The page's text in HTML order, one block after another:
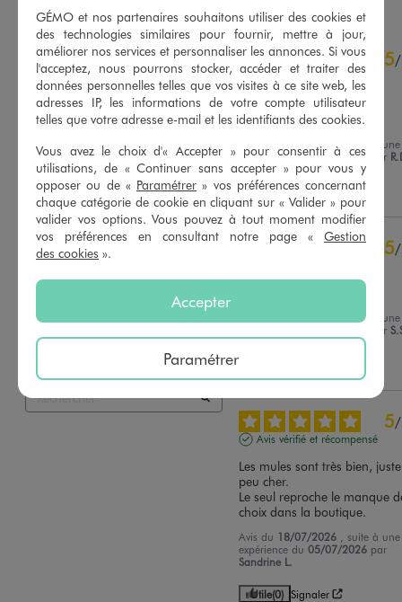
5/5
Basé sur8 avis soumis à un
contrôle
Voir tous les avis sur ce site
étoiles
4étoiles
0
3étoiles
Trier les avis
5/
Avis vérifié et récompensé
Tout est parfait comme
d’habitude.
10/08/2026
, suite à une
expérience du28/07/2026 par
Utile(0) Signaler
5/
, suite à une
par
5/
Avis vérifié et récompensé
Les mules sont très bien,
peu cher.
Le seul reproche le manque
choix dans la boutique.
Avis du 18/07/2026
, suite à une
expérience du05/07/2026 par
Sandrine L.
Utile(0) Signaler
GÉMO et nos partenaires souhaitons utiliser des cookies et
des technologies similaires pour fournir, mettre à jour,
améliorer nos services et personnaliser les annonces. Si vous
l'acceptez, nous pourrons stocker, accéder et traiter des
données personnelles telles que vos visites à ce site web, les
adresses IP, les informations de votre compte utilisateur
telles que votre adresse e-mail et les identifiants des cookies.
Vous avez le choix d'« Accepter » pour consentir à ces
utilisations, de « Continuer sans accepter » pour vous y
opposer ou de « Paramétrer » vos préférences concernant
chaque catégorie de cookie en cliquant sur « Valider » pour
valider vos options. Vous pouvez à tout moment modifier
vos préférences en consultant notre page « Gestion
des cookies ».
Accepter
Paramétrer